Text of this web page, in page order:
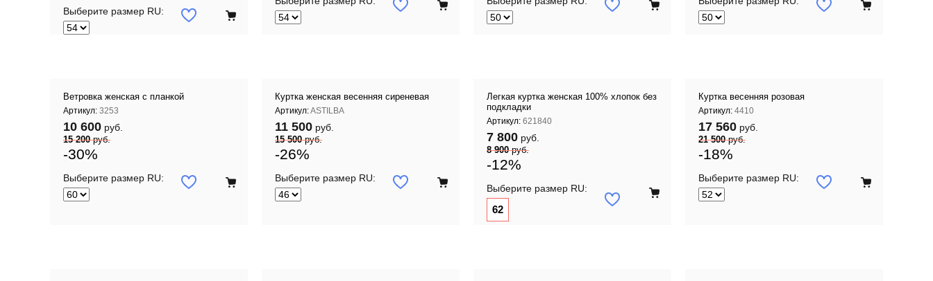
Выберите размер RU:
Ветровка женская с планкой
Артикул: 3253
10 600 руб.
15 200руб.
-30%
Выберите размер RU:
Куртка женская весенняя сиреневая
Артикул:ASTILBA
11 500 руб.
15 500руб.
-26%
Выберите размер RU:
Легкая куртка женская 100% хлопок без
подкладки
Артикул: 621840
7 800 руб.
8 900руб.
-12%
Выберите размер RU:
62
Куртка весенняя розовая
Артикул: 4410
17 560 руб.
21 500руб.
-18%
Выберите размер RU:
Добавить в корзину